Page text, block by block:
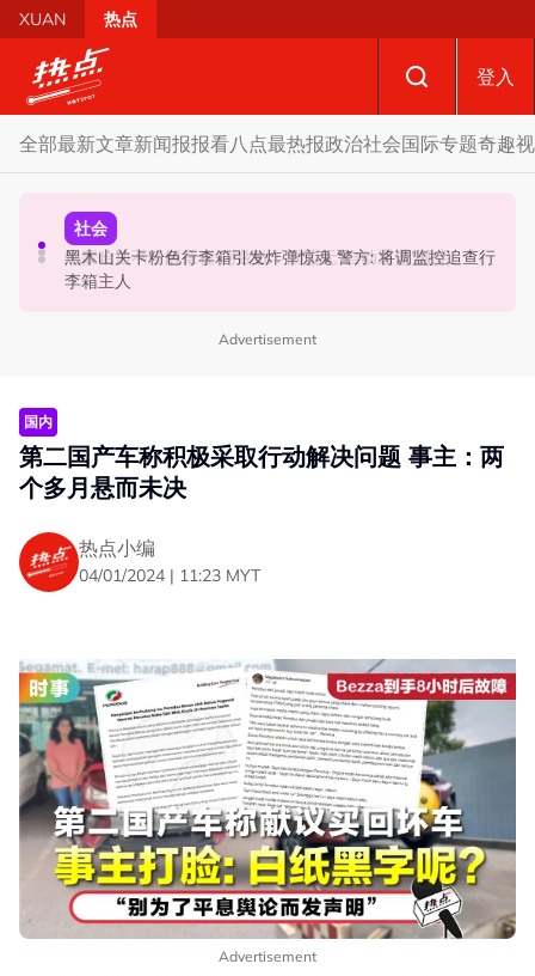
Skip to main content
XUAN 热点
登入
全部最新文章新闻报报看八点最热报政治社会国际专题奇趣
国际
泰校园枪击案酿8师生亡 枪手疑遭长期遭霸凌成导火索
政治
炮轰哈迪不了解章程 阿兹敏：国盟无“自动退盟”规定
社会
黑木山关卡粉色行李箱引发炸弹惊魂 警方: 将调监控追查行
李箱主人
Advertisement
国内
第二国产车称积极采取行动解决问题 事主：两
个多月悬而未决
热点小编
04/01/2024 | 11:23 MYT
Advertisement